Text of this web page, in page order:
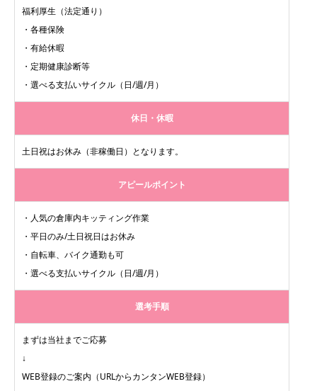
福利厚生（法定通り）
・各種保険
・有給休暇
・定期健康診断等
・選べる支払いサイクル（日/週/月）
休日・休暇
土日祝はお休み（非稼働日）となります。
アピールポイント
・人気の倉庫内キッティング作業
・平日のみ/土日祝日はお休み
・自転車、バイク通勤も可
・選べる支払いサイクル（日/週/月）
選考手順
まずは当社までご応募
↓
WEB登録のご案内（URLからカンタンWEB登録）